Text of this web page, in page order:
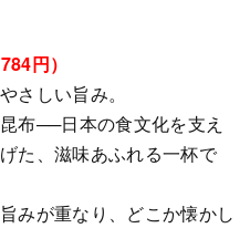
円）
さしい旨み。
布──日本の食文化を支え
た、滋味あふれる一杯で
みが重なり、どこか懐かし